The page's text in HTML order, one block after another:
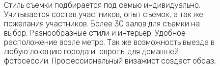
Стиль съемки подбирается под семью индивидуально.
Учитывается состав участников, опыт съемок, а так же
пожелания участников. Более 30 залов для съемки на
выбор. Разнообразные стили и интерьер. Удобное
расположение возле метро. Так же возможность выезда в
любую локацию города и европы для домашней
фотосессии. Профессиональный визажист создаст образ,